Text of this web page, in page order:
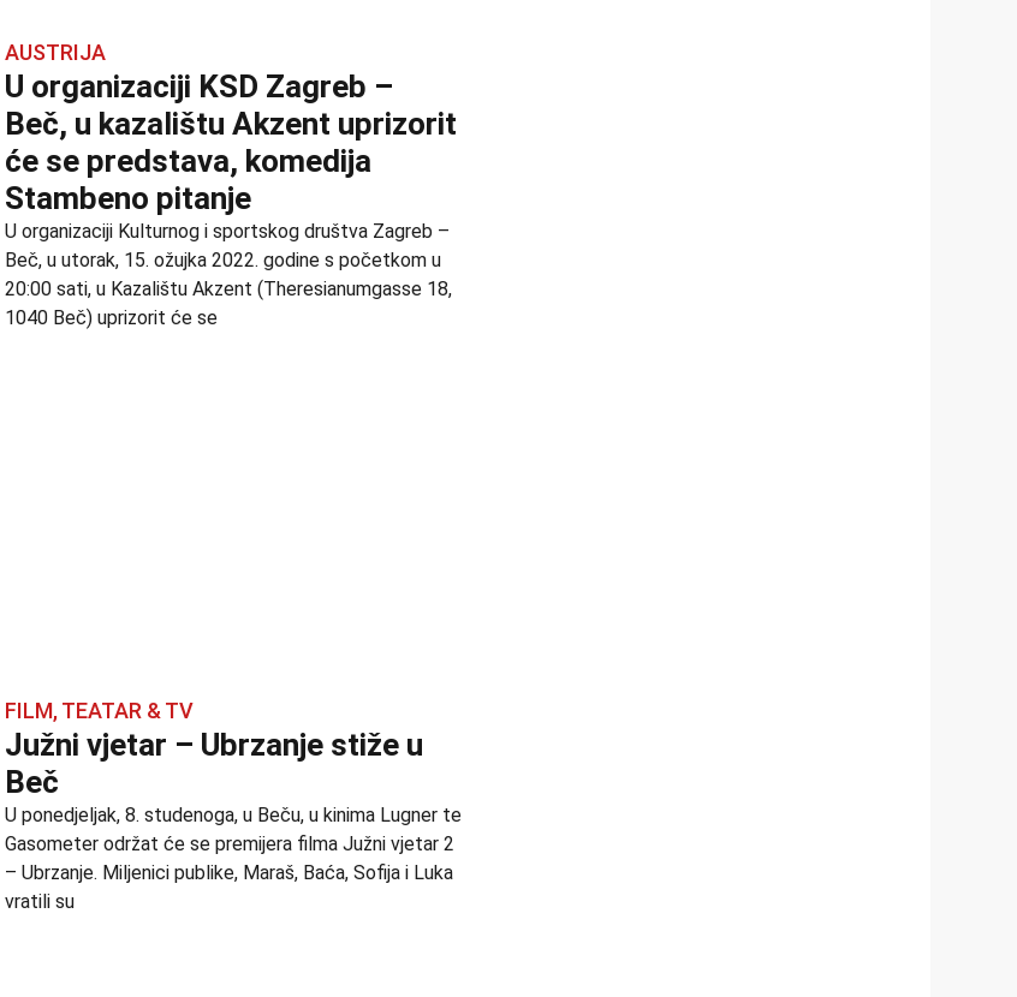
AUSTRIJA
U organizaciji KSD Zagreb –
Beč, u kazalištu Akzent uprizorit
će se predstava, komedija
Stambeno pitanje
U organizaciji Kulturnog i sportskog društva Zagreb –
Beč, u utorak, 15. ožujka 2022. godine s početkom u
20:00 sati, u Kazalištu Akzent (Theresianumgasse 18,
1040 Beč) uprizorit će se
FILM, TEATAR & TV
Južni vjetar – Ubrzanje stiže u
Beč
U ponedjeljak, 8. studenoga, u Beču, u kinima Lugner te
Gasometer održat će se premijera filma Južni vjetar 2
– Ubrzanje. Miljenici publike, Maraš, Baća, Sofija i Luka
vratili su